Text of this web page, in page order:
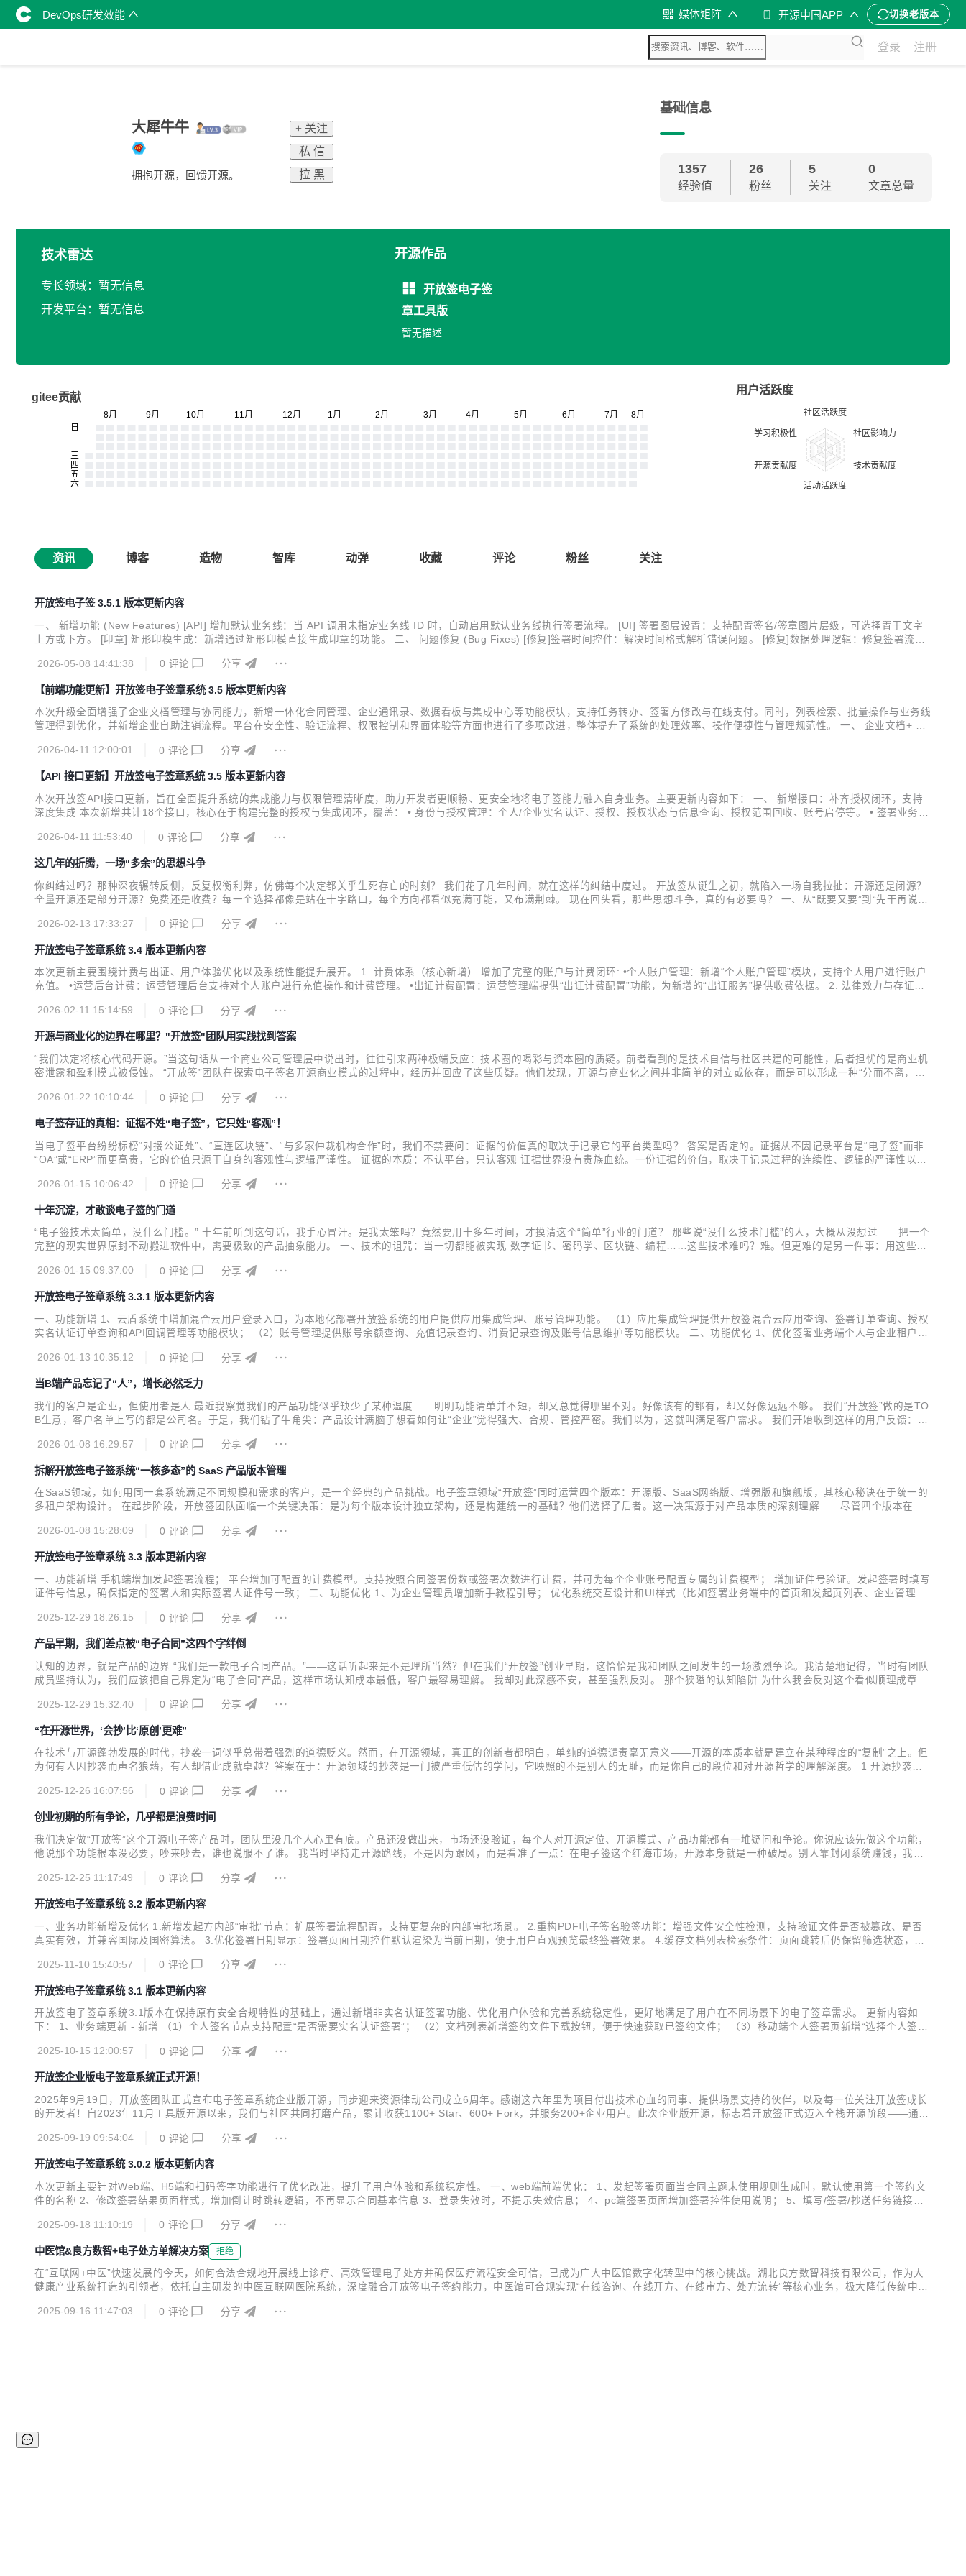
DevOps研发效能 媒体矩阵 开源中国APP 切换老版本
登录 注册
大犀牛牛
拥抱开源，回馈开源。
+ 关注
私 信
拉 黑
基础信息
1357
经验值
26
粉丝
5
关注
0
文章总量
技术雷达
专长领域：暂无信息
开发平台：暂无信息
开源作品
开放签电子签
章工具版
暂无描述
gitee贡献
用户活跃度
资讯 博客 造物 智库 动弹 收藏 评论 粉丝 关注
开放签电子签 3.5.1 版本更新内容
一、 新增功能 (New Features) [API] 增加默认业务线：当 API 调用未指定业务线 ID 时，自动启用默认业务线执行签署流程。 [UI] 签署图层设置：支持配置签名/签章图片层级，可选择置于文字
上方或下方。 [印章] 矩形印模生成：新增通过矩形印模直接生成印章的功能。 二、 问题修复 (Bug Fixes) [修复]签署时间控件：解决时间格式解析错误问题。 [修复]数据处理逻辑：修复签署流程
2026-05-08 14:41:38
0 评论 分享
【前端功能更新】开放签电子签章系统 3.5 版本更新内容
本次升级全面增强了企业文档管理与协同能力，新增一体化合同管理、企业通讯录、数据看板与集成中心等功能模块，支持任务转办、签署方修改与在线支付。同时，列表检索、批量操作与业务线
管理得到优化，并新增企业自助注销流程。平台在安全性、验证流程、权限控制和界面体验等方面也进行了多项改进，整体提升了系统的处理效率、操作便捷性与管理规范性。 一、 企业文档+ 新
人缺失或无效的合同。 3、企业文档：归口管理所有与本企业相关的合同文档，支...
2026-04-11 12:00:01 0 评论 分享
【API 接口更新】开放签电子签章系统 3.5 版本更新内容
本次开放签API接口更新，旨在全面提升系统的集成能力与权限管理清晰度，助力开发者更顺畅、更安全地将电子签能力融入自身业务。主要更新内容如下： 一、 新增接口：补齐授权闭环，支持
深度集成 本次新增共计18个接口，核心在于构建完整的授权与集成闭环，覆盖： • 身份与授权管理：个人/企业实名认证、授权、授权状态与信息查询、授权范围回收、账号启停等。 • 签署业务深
接口：统一权限模型，增强管控能力 对原有16个电子签署与合...
2026-04-11 11:53:40 0 评论 分享
这几年的折腾，一场“多余”的思想斗争
你纠结过吗？那种深夜辗转反侧，反复权衡利弊，仿佛每个决定都关乎生死存亡的时刻？ 我们花了几年时间，就在这样的纠结中度过。 开放签从诞生之初，就陷入一场自我拉扯：开源还是闭源？
全量开源还是部分开源？免费还是收费？每一个选择都像是站在十字路口，每个方向都看似充满可能，又布满荆棘。 现在回头看，那些思想斗争，真的有必要吗？ 一、从“既要又要”到“先干再说” 3
优势。团队内部争论不休，会议讨论写满了“如果...那么...”的假设...
2026-02-13 17:33:27 0 评论 分享
开放签电子签章系统 3.4 版本更新内容
本次更新主要围绕计费与出证、用户体验优化以及系统性能提升展开。 1. 计费体系（核心新增） 增加了完整的账户与计费闭环: •个人账户管理：新增“个人账户管理”模块，支持个人用户进行账户
充值。 •运营后台计费：运营管理后台支持对个人账户进行充值操作和计费管理。 •出证计费配置：运营管理端提供“出证计费配置”功能，为新增的“出证服务”提供收费依据。 2. 法律效力与存证服
录谁、在何时、以何种方式完成了签署）。 3. 用户体验...
2026-02-11 15:14:59 0 评论 分享
开源与商业化的边界在哪里？"开放签"团队用实践找到答案
“我们决定将核心代码开源。”当这句话从一个商业公司管理层中说出时，往往引来两种极端反应：技术圈的喝彩与资本圈的质疑。前者看到的是技术自信与社区共建的可能性，后者担忧的是商业机
密泄露和盈利模式被侵蚀。 “开放签”团队在探索电子签名开源商业模式的过程中，经历并回应了这些质疑。他们发现，开源与商业化之间并非简单的对立或依存，而是可以形成一种“分而不离，合
策日益谨慎的B端市场，企业客户面临的最大障碍往往是“不透明黑盒...
2026-01-22 10:10:44 0 评论 分享
电子签存证的真相：证据不姓“电子签”，它只姓“客观”！
当电子签平台纷纷标榜“对接公证处”、“直连区块链”、“与多家仲裁机构合作”时，我们不禁要问：证据的价值真的取决于记录它的平台类型吗？ 答案是否定的。证据从不因记录平台是“电子签”而非
“OA”或“ERP”而更高贵，它的价值只源于自身的客观性与逻辑严谨性。 证据的本质：不认平台，只认客观 证据世界没有贵族血统。一份证据的价值，取决于记录过程的连续性、逻辑的严谨性以及
如果平台本身无法清晰、连续地梳理和呈现这些步骤，那么即使对接再多...
2026-01-15 10:06:42 0 评论 分享
十年沉淀，才敢谈电子签的门道
“电子签技术太简单，没什么门槛。” 十年前听到这句话，我手心冒汗。是我太笨吗？竟然要用十多年时间，才摸清这个“简单”行业的门道？ 那些说“没什么技术门槛”的人，大概从没想过——把一个
完整的现实世界原封不动搬进软件中，需要极致的产品抽象能力。 一、技术的诅咒：当一切都能被实现 数字证书、密码学、区块链、编程……这些技术难吗？难。但更难的是另一件事：用这些技
在现实世界里，这些答案散落在公司的管理制度、财务流程、部门分工和员工...
2026-01-15 09:37:00 0 评论 分享
开放签电子签章系统 3.3.1 版本更新内容
一、功能新增 1、云盾系统中增加混合云用户登录入口，为本地化部署开放签系统的用户提供应用集成管理、账号管理功能。 （1）应用集成管理提供开放签混合云应用查询、签署订单查询、授权
实名认证订单查询和API回调管理等功能模块； （2）账号管理提供账号余额查询、充值记录查询、消费记录查询及账号信息维护等功能模块。 二、功能优化 1、优化签署业务端个人与企业租户账
3、系统BUG修复： （1）修复网页端企业单方静默签署BUG； ...
2026-01-13 10:35:12 0 评论 分享
当B端产品忘记了“人”，增长必然乏力
我们的客户是企业，但使用者是人 最近我察觉我们的产品功能似乎缺少了某种温度——明明功能清单并不短，却又总觉得哪里不对。好像该有的都有，却又好像远远不够。 我们“开放签”做的是TO
B生意，客户名单上写的都是公司名。于是，我们钻了牛角尖：产品设计满脑子想着如何让“企业”觉得强大、合规、管控严密。我们以为，这就叫满足客户需求。 我们开始收到这样的用户反馈：
门，不得不将一份已经走到最后一步的合同“作废”，然后从头发起一个全新...
2026-01-08 16:29:57 0 评论 分享
拆解开放签电子签系统“一核多态”的 SaaS 产品版本管理
在SaaS领域，如何用同一套系统满足不同规模和需求的客户，是一个经典的产品挑战。电子签章领域“开放签”同时运营四个版本：开源版、SaaS网络版、增强版和旗舰版，其核心秘诀在于统一的
多租户架构设计。 在起步阶段，开放签团队面临一个关键决策：是为每个版本设计独立架构，还是构建统一的基础？他们选择了后者。这一决策源于对产品本质的深刻理解——尽管四个版本在功
并确保各用户间数据的隔离性。开放签的所有版本都构建在统一的多租户架构之上，...
2026-01-08 15:28:09 0 评论 分享
开放签电子签章系统 3.3 版本更新内容
一、功能新增 手机端增加发起签署流程； 平台增加可配置的计费模型。支持按照合同签署份数或签署次数进行计费，并可为每个企业账号配置专属的计费模型； 增加证件号验证。发起签署时填写
证件号信息，确保指定的签署人和实际签署人证件号一致； 二、功能优化 1、为企业管理员增加新手教程引导； 优化系统交互设计和UI样式（比如签署业务端中的首页和发起页列表、企业管理后
2025-12-29 18:26:15
0 评论 分享
产品早期，我们差点被“电子合同”这四个字绊倒
认知的边界，就是产品的边界 “我们是一款电子合同产品。”——这话听起来是不是理所当然？但在我们“开放签”创业早期，这恰恰是我和团队之间发生的一场激烈争论。我清楚地记得，当时有团队
成员坚持认为，我们应该把自己界定为“电子合同”产品，这样市场认知成本最低，客户最容易理解。 我却对此深感不安，甚至强烈反对。 那个狭隘的认知陷阱 为什么我会反对这个看似顺理成章的
应用——仅仅是冰山一角。 用户需要签署的，远不止是法律意义上的“合...
2025-12-29 15:32:40 0 评论 分享
“在开源世界，‘会抄’比‘原创’更难”
在技术与开源蓬勃发展的时代，抄袭一词似乎总带着强烈的道德贬义。然而，在开源领域，真正的创新者都明白，单纯的道德谴责毫无意义——开源的本质本就是建立在某种程度的“复制”之上。但
为何有人因抄袭而声名狼藉，有人却借此成就卓越？答案在于：开源领域的抄袭是一门被严重低估的学问，它映照的不是别人的无耻，而是你自己的段位和对开源哲学的理解深度。 1 开源抄袭的
浏览器事件堪称典型。这款宣称“自主可控”的浏览器，被揭穿仅是抄袭开源Chr...
2025-12-26 16:07:56 0 评论 分享
创业初期的所有争论，几乎都是浪费时间
我们决定做“开放签”这个开源电子签产品时，团队里没几个人心里有底。产品还没做出来，市场还没验证，每个人对开源定位、开源模式、产品功能都有一堆疑问和争论。你说应该先做这个功能，
他说那个功能根本没必要，吵来吵去，谁也说服不了谁。 我当时坚持走开源路线，不是因为跟风，而是看准了一点：在电子签这个红海市场，开源本身就是一种破局。别人靠封闭系统赚钱，我们
有用户认可，功能也越来越扎实。回头看，当初吵翻天的“这个该不该做、那个要不要加”，...
2025-12-25 11:17:49 0 评论 分享
开放签电子签章系统 3.2 版本更新内容
一、业务功能新增及优化 1.新增发起方内部“审批”节点：扩展签署流程配置，支持更复杂的内部审批场景。 2.重构PDF电子签名验签功能：增强文件安全性检测，支持验证文件是否被篡改、是否
真实有效，并兼容国际及国密算法。 3.优化签署日期显示：签署页面日期控件默认渲染为当前日期，便于用户直观预览最终签署效果。 4.缓存文档列表检索条件：页面跳转后仍保留筛选状态，提
7.优化部分页面样式与交互：提升视觉统一性与操作流畅度。 二...
2025-11-10 15:40:57 0 评论 分享
开放签电子签章系统 3.1 版本更新内容
开放签电子签章系统3.1版本在保持原有安全合规特性的基础上，通过新增非实名认证签署功能、优化用户体验和完善系统稳定性，更好地满足了用户在不同场景下的电子签章需求。 更新内容如
下： 1、业务端更新 - 新增 （1）个人签名节点支持配置“是否需要实名认证签署”； （2）文档列表新增签约文件下载按钮，便于快速获取已签约文件； （3）移动端个人签署页新增“选择个人签
式； （3）其他页面样式和文案优化； - 修复 （1...
2025-10-15 12:00:57 0 评论 分享
开放签企业版电子签章系统正式开源！
2025年9月19日，开放签团队正式宣布电子签章系统企业版开源，同步迎来资源律动公司成立6周年。感谢这六年里为项目付出技术心血的同事、提供场景支持的伙伴，以及每一位关注开放签成长
的开发者！自2023年11月工具版开源以来，我们与社区共同打磨产品，累计收获1100+ Star、600+ Fork，并服务200+企业用户。此次企业版开源，标志着开放签正式迈入全栈开源阶段——通过
码（包括签名引擎、文档处理、权限管理等...
2025-09-19 09:54:04 0 评论 分享
开放签电子签章系统 3.0.2 版本更新内容
本次更新主要针对Web端、H5端和扫码签字功能进行了优化改进，提升了用户体验和系统稳定性。 一、web端前端优化： 1、发起签署页面当合同主题未使用规则生成时，默认使用第一个签约文
件的名称 2、修改签署结果页面样式，增加倒计时跳转逻辑，不再显示合同基本信息 3、登录失效时，不提示失效信息； 4、pc端签署页面增加签署控件使用说明； 5、填写/签署/抄送任务链接页
名或签名过短的样式和逻辑控制； 3、优化登录...
2025-09-18 11:10:19 0 评论 分享
中医馆&良方数智+电子处方单解决方案 拒绝
在“互联网+中医”快速发展的今天，如何合法合规地开展线上诊疗、高效管理电子处方并确保医疗流程安全可信，已成为广大中医馆数字化转型中的核心挑战。湖北良方数智科技有限公司，作为大
健康产业系统打造的引领者，依托自主研发的中医互联网医院系统，深度融合开放签电子签约能力，中医馆可合规实现“在线咨询、在线开方、在线审方、处方流转”等核心业务，极大降低传统中医
程通常需要30分钟以上 •存档管理困难：纸质处方易丢失、易损坏，长期保存占用...
2025-09-16 11:47:03 0 评论 分享